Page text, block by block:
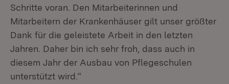
Schritte voran. Den Mitarbeiterinnen und
Mitarbeitern der Krankenhäuser gilt unser größter
Dank für die geleistete Arbeit in den letzten
Jahren. Daher bin ich sehr froh, dass auch in
diesem Jahr der Ausbau von Pflegeschulen
unterstützt wird.“